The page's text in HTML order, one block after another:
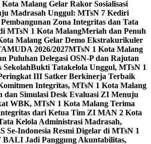
Malang Gelar Rakor Sosialisasi
Madrasah Unggul: MTsN 7 Kediri
Zona Integritas dan Tata
MTsN 1 Kota MalangMeriah dan Penuh
Malang Gelar Demo Ekstrakurikuler
2026/2027MTsN 1 Kota Malang
Puluhan Delegasi OSN-P dan Rajutan
SekolahBukti Tatakelola Unggul, MTsN 1
III Satker Berkinerja Terbaik
Integritas, MTsN 1 Kota Malang
dan Simulasi Desk Evaluasi ZI Menuju
WBK, MTsN 1 Kota Malang Terima
dari Ketua Tim ZI MAN 2 Kota
Kelola Administrasi Madrasah,
Se-Indonesia Resmi Digelar di MTsN 1
BALI Jadi Panggung Akuntabilitas,